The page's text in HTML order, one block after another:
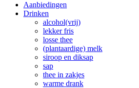
Aanbiedingen
Drinken
alcohol(vrij)
lekker fris
losse thee
(plantaardige) melk
siroop en diksap
sap
thee in zakjes
warme drank